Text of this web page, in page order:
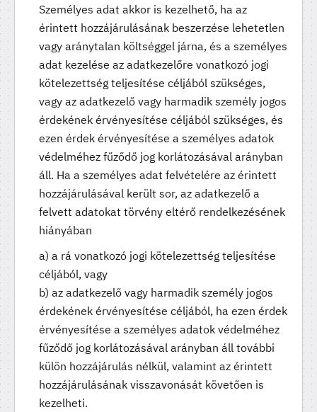
Személyes adat akkor is kezelhető, ha az
érintett hozzájárulásának beszerzése lehetetlen
vagy aránytalan költséggel járna, és a személyes
adat kezelése az adatkezelőre vonatkozó jogi
kötelezettség teljesítése céljából szükséges,
vagy az adatkezelő vagy harmadik személy jogos
érdekének érvényesítése céljából szükséges, és
ezen érdek érvényesítése a személyes adatok
védelméhez fűződő jog korlátozásával arányban
áll. Ha a személyes adat felvételére az érintett
hozzájárulásával került sor, az adatkezelő a
felvett adatokat törvény eltérő rendelkezésének
hiányában
a) a rá vonatkozó jogi kötelezettség teljesítése
céljából, vagy
b) az adatkezelő vagy harmadik személy jogos
érdekének érvényesítése céljából, ha ezen érdek
érvényesítése a személyes adatok védelméhez
fűződő jog korlátozásával arányban áll további
külön hozzájárulás nélkül, valamint az érintett
hozzájárulásának visszavonását követően is
kezelheti.